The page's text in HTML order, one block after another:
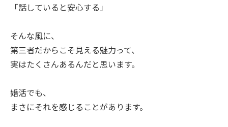
「話していると安心する」
そんな風に、
第三者だからこそ見える魅力って、
実はたくさんあるんだと思います。
婚活でも、
まさにそれを感じることがあります。